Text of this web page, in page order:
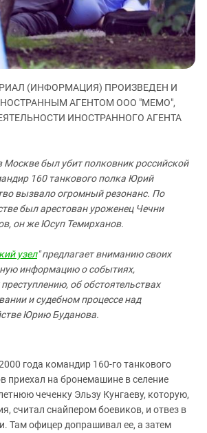
ЗАСТАВЛЯЕТ
КАВКАЗ ЗА ПАЛЕСТИНУ
ИНАКОМЫСЛИЕ В ЧЕЧНЕ
ПРЕСЛЕДОВАНИЕ АКТИВИСТОВ
МОБИЛИЗАЦИЯ И ПРОТЕСТЫ
(ИНФОРМАЦИЯ) ПРОИЗВЕДЕН И
АГЕНТОМ ООО "МЕМО",
ИНОСТРАННОГО АГЕНТА
Москве был убит полковник российской
160 танкового полка Юрий
вызвало огромный резонанс. По
был арестован уроженец Чечни
он же Юсуп Темирханов.
узел" предлагает вниманию своих
информацию о событиях,
об обстоятельствах
и судебном процессе над
Юрию Буданова.
года командир 160-го танкового
приехал на бронемашине в селение
чеченку Эльзу Кунгаеву, которую,
считал снайпером боевиков, и отвез в
Там офицер допрашивал ее, а затем